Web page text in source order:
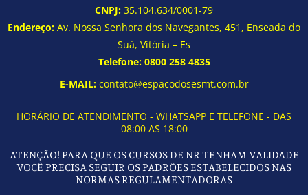
CNPJ: 35.104.634/0001-79
Endereço: Av. Nossa Senhora dos Navegantes, 451, Enseada do
Suá, Vitória – Es
Telefone: 0800 258 4835
E-MAIL: contato@espacodosesmt.com.br
HORÁRIO DE ATENDIMENTO - WHATSAPP E TELEFONE - DAS
08:00 AS 18:00
ATENÇÃO! PARA QUE OS CURSOS DE NR TENHAM VALIDADE
VOCÊ PRECISA SEGUIR OS PADRÕES ESTABELECIDOS NAS
NORMAS REGULAMENTADORAS